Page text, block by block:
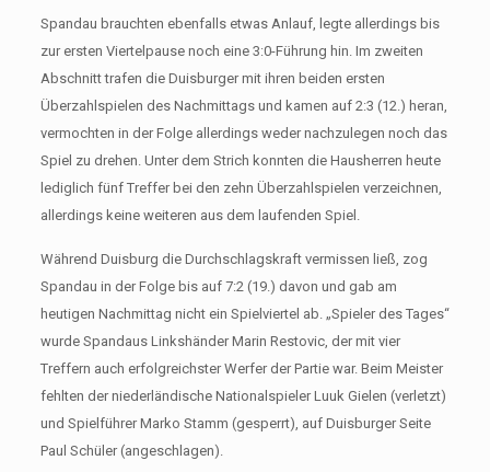
Spandau brauchten ebenfalls etwas Anlauf, legte allerdings bis
zur ersten Viertelpause noch eine 3:0-Führung hin. Im zweiten
Abschnitt trafen die Duisburger mit ihren beiden ersten
Überzahlspielen des Nachmittags und kamen auf 2:3 (12.) heran,
vermochten in der Folge allerdings weder nachzulegen noch das
Spiel zu drehen. Unter dem Strich konnten die Hausherren heute
lediglich fünf Treffer bei den zehn Überzahlspielen verzeichnen,
allerdings keine weiteren aus dem laufenden Spiel.
Während Duisburg die Durchschlagskraft vermissen ließ, zog
Spandau in der Folge bis auf 7:2 (19.) davon und gab am
heutigen Nachmittag nicht ein Spielviertel ab. „Spieler des Tages“
wurde Spandaus Linkshänder Marin Restovic, der mit vier
Treffern auch erfolgreichster Werfer der Partie war. Beim Meister
fehlten der niederländische Nationalspieler Luuk Gielen (verletzt)
und Spielführer Marko Stamm (gesperrt), auf Duisburger Seite
Paul Schüler (angeschlagen).